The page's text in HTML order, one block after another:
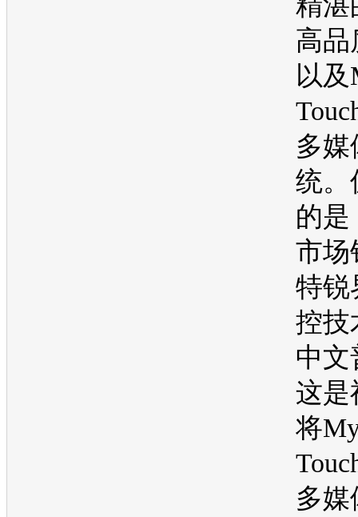
高品
以及
多媒
统。
的是
市场
特锐
控技
中文
这是
将
多媒